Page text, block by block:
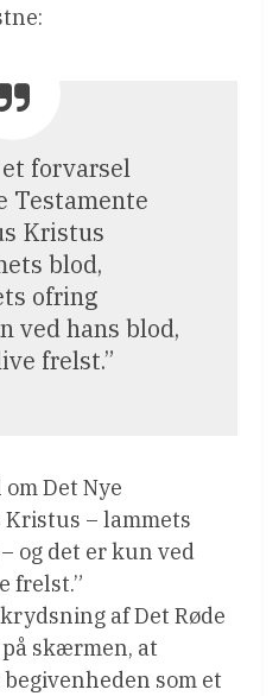
forvarsel
Testamente
Kristus
blod,
ofring
ved hans blod,
frelst.”
Det Nye
Kristus – lammets
og det er kun ved
frelst.”
af Det Røde
skærmen, at
som et